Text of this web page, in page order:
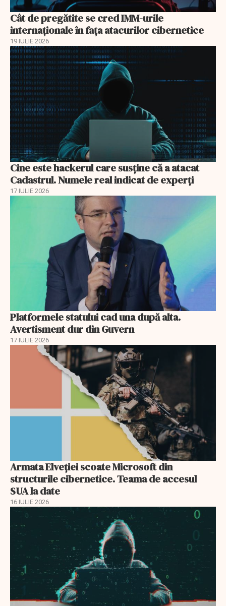
Cât de pregătite se cred IMM-urile
internaționale în fața atacurilor cibernetice
19 IULIE 2026
Cine este hackerul care susține că a atacat
Cadastrul. Numele real indicat de experți
17 IULIE 2026
Platformele statului cad una după alta.
Avertisment dur din Guvern
17 IULIE 2026
Armata Elveției scoate Microsoft din
structurile cibernetice. Teama de accesul
SUA la date
16 IULIE 2026